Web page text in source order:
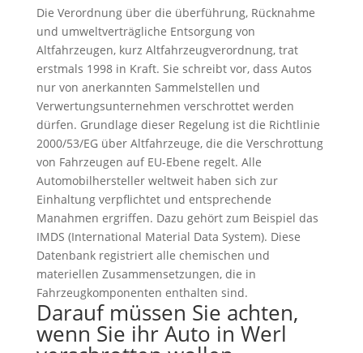
Die Verordnung über die überführung, Rücknahme
und umweltverträgliche Entsorgung von
Altfahrzeugen, kurz Altfahrzeugverordnung, trat
erstmals 1998 in Kraft. Sie schreibt vor, dass Autos
nur von anerkannten Sammelstellen und
Verwertungsunternehmen verschrottet werden
dürfen. Grundlage dieser Regelung ist die Richtlinie
2000/53/EG über Altfahrzeuge, die die Verschrottung
von Fahrzeugen auf EU-Ebene regelt. Alle
Automobilhersteller weltweit haben sich zur
Einhaltung verpflichtet und entsprechende
Manahmen ergriffen. Dazu gehört zum Beispiel das
IMDS (International Material Data System). Diese
Datenbank registriert alle chemischen und
materiellen Zusammensetzungen, die in
Fahrzeugkomponenten enthalten sind.
Darauf müssen Sie achten,
wenn Sie ihr Auto in Werl